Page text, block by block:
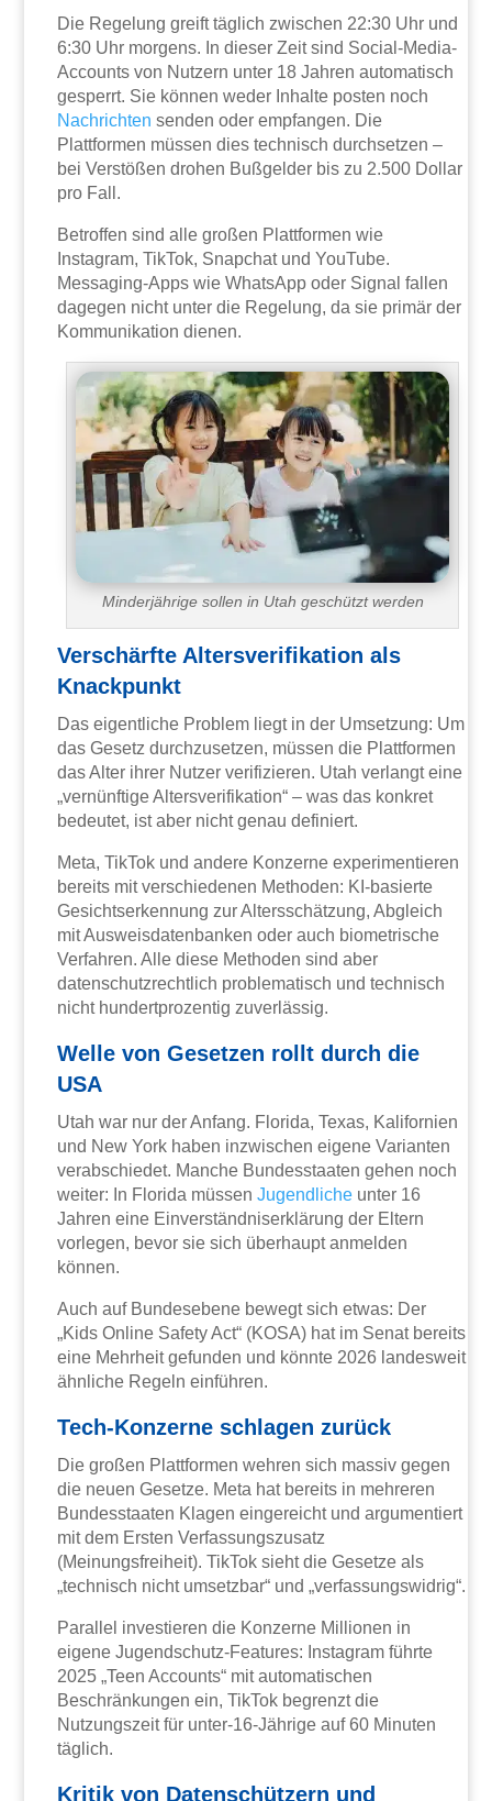
Die Regelung greift täglich zwischen 22:30 Uhr und
6:30 Uhr morgens. In dieser Zeit sind Social-Media-
Accounts von Nutzern unter 18 Jahren automatisch
gesperrt. Sie können weder Inhalte posten noch
Nachrichten senden oder empfangen. Die
Plattformen müssen dies technisch durchsetzen –
bei Verstößen drohen Bußgelder bis zu 2.500 Dollar
pro Fall.
Betroffen sind alle großen Plattformen wie
Instagram, TikTok, Snapchat und YouTube.
Messaging-Apps wie WhatsApp oder Signal fallen
dagegen nicht unter die Regelung, da sie primär der
Kommunikation dienen.
Minderjährige sollen in Utah geschützt werden
Verschärfte Altersverifikation als
Knackpunkt
Das eigentliche Problem liegt in der Umsetzung: Um
das Gesetz durchzusetzen, müssen die Plattformen
das Alter ihrer Nutzer verifizieren. Utah verlangt eine
„vernünftige Altersverifikation“ – was das konkret
bedeutet, ist aber nicht genau definiert.
Meta, TikTok und andere Konzerne experimentieren
bereits mit verschiedenen Methoden: KI-basierte
Gesichtserkennung zur Altersschätzung, Abgleich
mit Ausweisdatenbanken oder auch biometrische
Verfahren. Alle diese Methoden sind aber
datenschutzrechtlich problematisch und technisch
nicht hundertprozentig zuverlässig.
Welle von Gesetzen rollt durch die
USA
Utah war nur der Anfang. Florida, Texas, Kalifornien
und New York haben inzwischen eigene Varianten
verabschiedet. Manche Bundesstaaten gehen noch
weiter: In Florida müssenJugendliche unter 16
Jahren eine Einverständniserklärung der Eltern
vorlegen, bevor sie sich überhaupt anmelden
können.
Auch auf Bundesebene bewegt sich etwas: Der
„Kids Online Safety Act“ (KOSA) hat im Senat bereits
eine Mehrheit gefunden und könnte 2026 landesweit
ähnliche Regeln einführen.
Tech-Konzerne schlagen zurück
Die großen Plattformen wehren sich massiv gegen
die neuen Gesetze. Meta hat bereits in mehreren
Bundesstaaten Klagen eingereicht und argumentiert
mit dem Ersten Verfassungszusatz
(Meinungsfreiheit). TikTok sieht die Gesetze als
„technisch nicht umsetzbar“ und „verfassungswidrig“.
Parallel investieren die Konzerne Millionen in
eigene Jugendschutz-Features: Instagram führte
2025 „Teen Accounts“ mit automatischen
Beschränkungen ein, TikTok begrenzt die
Nutzungszeit für unter-16-Jährige auf 60 Minuten
täglich.
Kritik von Datenschützern und